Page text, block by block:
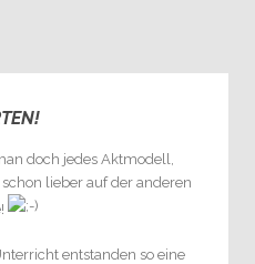
doch jedes Aktmodell,
lieber auf der anderen
entstanden so eine